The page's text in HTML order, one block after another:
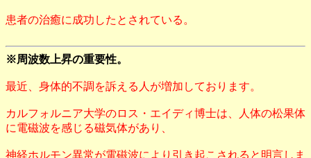
患者の治癒に成功したとされている。
※周波数上昇の重要性。
最近、身体的不調を訴える人が増加しております。
カルフォルニア大学のロス・エイディ博士は、人体の松果体
に電磁波を感じる磁気体があり、
神経ホルモン異常が電磁波により引き起こされると明言しま